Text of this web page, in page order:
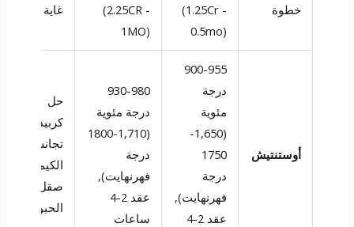
خطوة
(1.25Cr -
0.5mo)
(2.25CR -
1MO)
غاية
أوستنتيش
900-955
درجة
مئوية
(1,650-
1750
درجة
فهرنهايت),
عقد 2-4
930-980
درجة مئوية
(1,710-1800
درجة
فهرنهايت),
عقد 2-4
ساعات
حل
كربيدات,
تجانس
الكيمياء,
صقل
الحبوب